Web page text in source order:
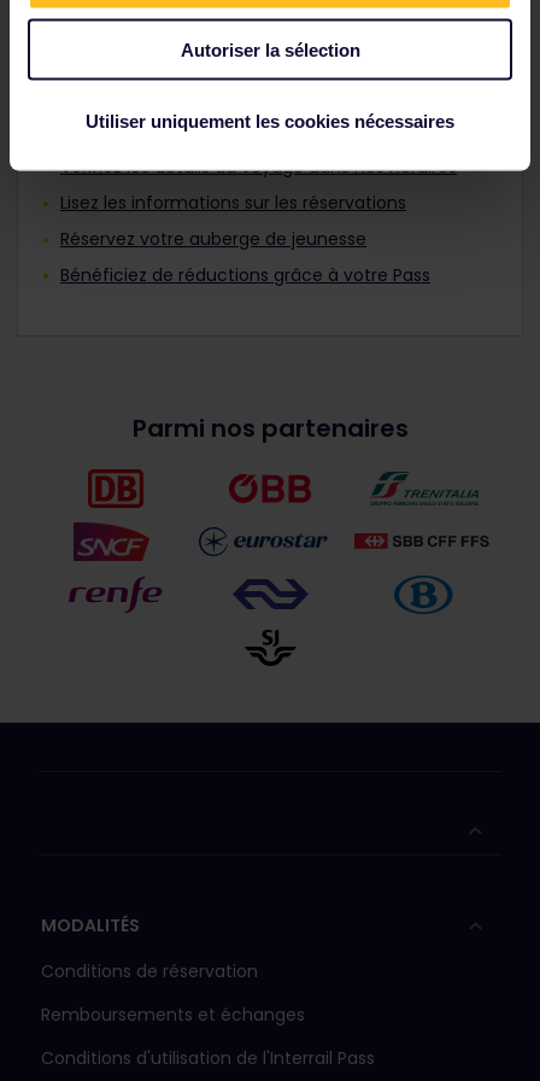
Autoriser la sélection
Utiliser uniquement les cookies nécessaires
Planifier un voyage
allemand :
Vérifiez les détails du voyage dans nos horaires
Lisez les informations sur les réservations
Réservez votre auberge de jeunesse
Bénéficiez de réductions grâce à votre Pass
Parmi nos partenaires
MODALITÉS
Conditions de réservation
Remboursements et échanges
Conditions d'utilisation de l'Interrail Pass